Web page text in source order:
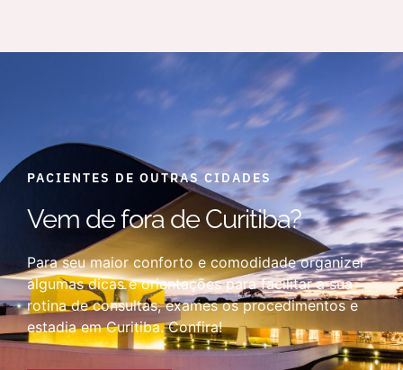
PACIENTES DE OUTRAS CIDADES
Vem de fora de Curitiba?
Para seu maior conforto e comodidade organizei
algumas dicas e orientações para facilitar a sua
rotina de consultas, exames os procedimentos e
estadia em Curitiba. Confira!